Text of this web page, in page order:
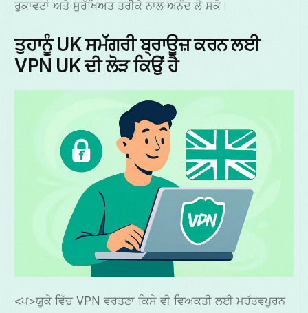
ਰੁਕਾਵਟਾਂ ਅਤੇ ਸੁਰੱਖਿਅਤ ਤਰੀਕੇ ਨਾਲ ਅਨੰਦ ਲੈ ਸਕੋ।
ਤੁਹਾਨੂੰ UK ਸਮੱਗਰੀ ਬ੍ਰਾਊਜ਼ ਕਰਨ ਲਈ
VPN UK ਦੀ ਲੋੜ ਕਿਉਂ ਹੈ
<ਪ>ਯੂਕੇ ਵਿੱਚ VPN ਵਰਤਣਾ ਕਿਸੇ ਵੀ ਵਿਅਕਤੀ ਲਈ ਮਹੱਤਵਪੂਰਨ